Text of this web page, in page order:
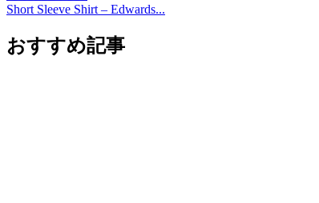
Short Sleeve Shirt – Edwards...
おすすめ記事